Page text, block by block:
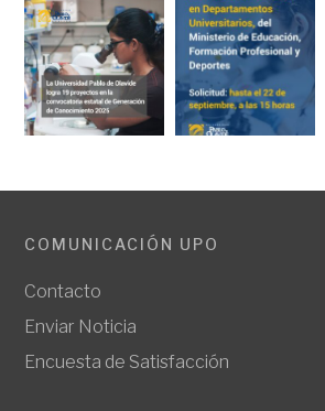
COMUNICACIÓN UPO
Contacto
Enviar Noticia
Encuesta de Satisfacción